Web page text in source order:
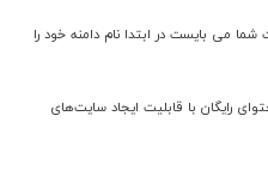
می بایست در ابتدا نام دامنه خود را
رایگان با قابلیت ایجاد سایت‌های